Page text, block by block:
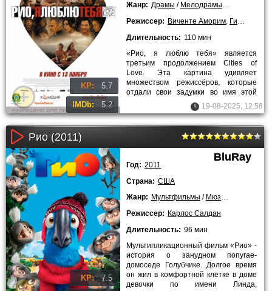
KP: 5.7
IMDb: 5.2
Жанр: Драмы / Мелодрамы/2014 года
Режиссер: Виченте Аморим, Гильермо Арриага
Длительность: 110 мин
«Рио, я люблю тебя» является
третьим продолжением Cities of
Love. Эта картина удивляет
множеством режиссёров, которые
отдали свои задумки во имя этой
истории. Фильм снимался десятью
19-08-2025, 12:58
Рио (2011)
KP: 7.5
BluRay
Год: 2011
Страна: США
Жанр: Мультфильмы / Мюзиклы
Режиссер: Карлос Салдан
Длительность: 96 мин
Мультипликационный фильм «Рио» -
история о занудном попугае-
домоседе Голубчике. Долгое время
он жил в комфортной клетке в доме
девочки по имени Линда,